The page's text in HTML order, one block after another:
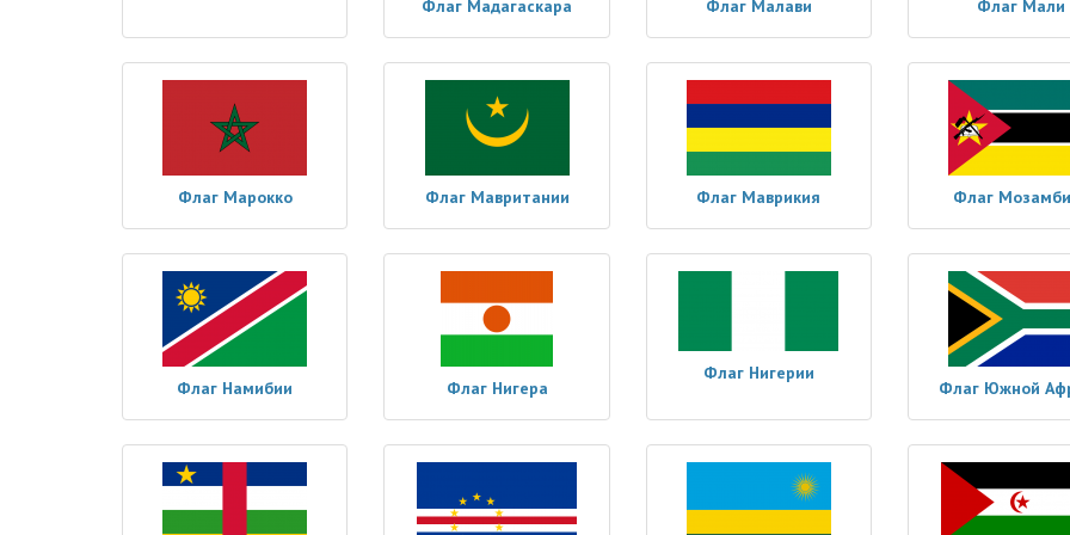
Флаг Мадагаскара Флаг Малави Флаг Мали
Флаг Марокко Флаг Мавритании Флаг Маврикия Флаг
Флаг Намибии Флаг Нигера
Флаг Нигерии
Флаг Южной